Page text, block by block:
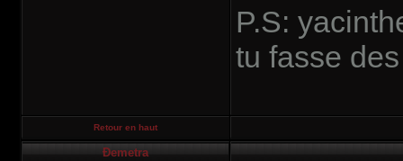
P.S:
tu fasse
Retour en haut
Ðemetra